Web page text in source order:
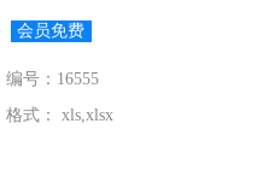
会员免费
编号：16555
格式： xls,xlsx